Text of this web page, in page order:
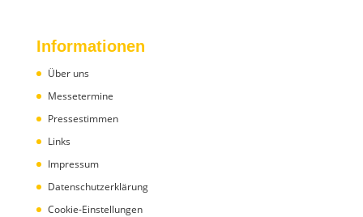
Informationen
Über uns
Messetermine
Pressestimmen
Links
Impressum
Datenschutzerklärung
Cookie-Einstellungen